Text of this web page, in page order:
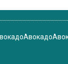
Авокадо